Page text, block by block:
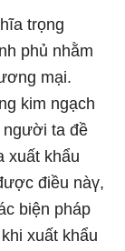
trọng
phủ nhằm
mại.
kim ngạch
ta đề
xuất khẩu
điều nàү,
biện pháp
xuất khẩu